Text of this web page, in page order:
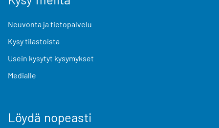
Neuvonta ja tietopalvelu
Kysy tilastoista
Usein kysytyt kysymykset
Medialle
Löydä nopeasti